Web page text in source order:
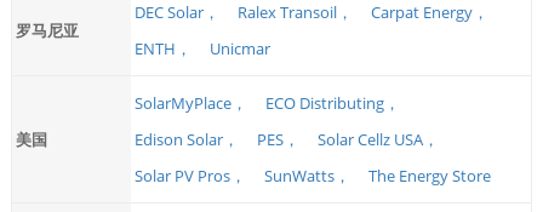
罗马尼亚
DEC Solar， Ralex Transoil，
Carpat Energy，
ENTH，
Unicmar
美国
SolarMyPlace，
ECO Distributing，
Edison Solar，
PES，
Solar Cellz USA，
Solar PV Pros，
SunWatts， The Energy Store